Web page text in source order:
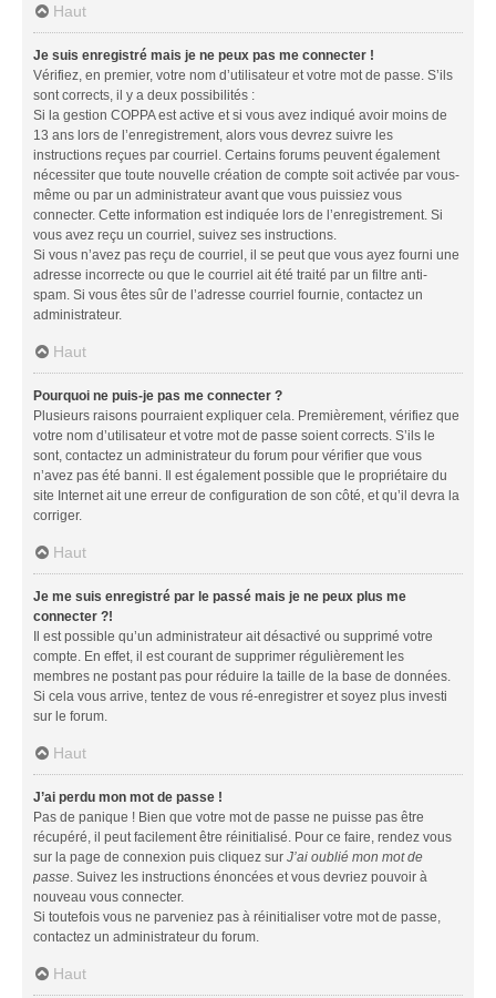
Haut
Je suis enregistré mais je ne peux pas me connecter !
Vérifiez, en premier, votre nom d’utilisateur et votre mot de passe. S’ils
sont corrects, il y a deux possibilités :
Si la gestion COPPA est active et si vous avez indiqué avoir moins de
13 ans lors de l’enregistrement, alors vous devrez suivre les
instructions reçues par courriel. Certains forums peuvent également
nécessiter que toute nouvelle création de compte soit activée par vous-
même ou par un administrateur avant que vous puissiez vous
connecter. Cette information est indiquée lors de l’enregistrement. Si
vous avez reçu un courriel, suivez ses instructions.
Si vous n’avez pas reçu de courriel, il se peut que vous ayez fourni une
adresse incorrecte ou que le courriel ait été traité par un filtre anti-
spam. Si vous êtes sûr de l’adresse courriel fournie, contactez un
administrateur.
Haut
Pourquoi ne puis-je pas me connecter ?
Plusieurs raisons pourraient expliquer cela. Premièrement, vérifiez que
votre nom d’utilisateur et votre mot de passe soient corrects. S’ils le
sont, contactez un administrateur du forum pour vérifier que vous
n’avez pas été banni. Il est également possible que le propriétaire du
site Internet ait une erreur de configuration de son côté, et qu’il devra la
corriger.
Haut
Je me suis enregistré par le passé mais je ne peux plus me
connecter ?!
Il est possible qu’un administrateur ait désactivé ou supprimé votre
compte. En effet, il est courant de supprimer régulièrement les
membres ne postant pas pour réduire la taille de la base de données.
Si cela vous arrive, tentez de vous ré-enregistrer et soyez plus investi
sur le forum.
Haut
J’ai perdu mon mot de passe !
Pas de panique ! Bien que votre mot de passe ne puisse pas être
récupéré, il peut facilement être réinitialisé. Pour ce faire, rendez vous
sur la page de connexion puis cliquez sur J’ai oublié mon mot de
passe. Suivez les instructions énoncées et vous devriez pouvoir à
nouveau vous connecter.
Si toutefois vous ne parveniez pas à réinitialiser votre mot de passe,
contactez un administrateur du forum.
Haut